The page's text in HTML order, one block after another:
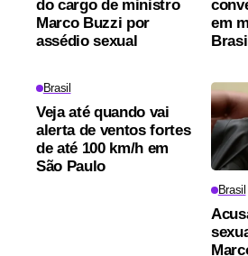
do cargo de ministro
Marco Buzzi por
assédio sexual
em
Brasil
Veja até quando vai
alerta de ventos fortes
de até 100 km/h em
São Paulo
Brasil